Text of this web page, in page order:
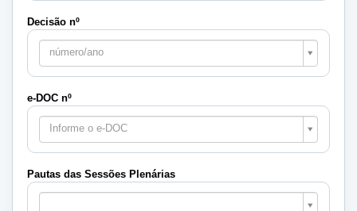
Decisão nº
número/ano
e-DOC nº
Informe o e-DOC
Pautas das Sessões Plenárias
Pautas